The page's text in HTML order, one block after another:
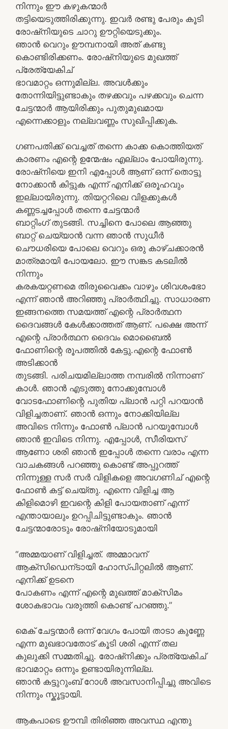
നിന്നും ഈ കഴുകന്മാര്‍
തട്ടിയെടുത്തിരിക്കുന്നു. ഇവര്‍ രണ്ടു പേരും കൂടി
രോഷ്നിയുടെ ചാറു ഊറ്റിയെടുക്കും.
ഞാന്‍ വെറും ഊമ്പനായി അത് കണ്ടു
കൊണ്ടിരിക്കണം. രോഷ്നിയുടെ മുഖത്ത്
പ്രേത്യേകിച്
ഭാവമാറ്റം ഒന്നുമില്ല. അവള്‍ക്കും
തോന്നിയിട്ടുണ്ടാകും തഴക്കവും പഴക്കവും ചെന്ന
ചേട്ടന്മാര്‍ ആയിരിക്കും പുതുമുഖമായ
എന്നെക്കാളും നല്ലവണ്ണം സുഖിപ്പിക്കുക.
ഗണപതിക്ക് വെച്ചത് തന്നെ കാക്ക കൊത്തിയത്
കാരണം എന്റെ ഉന്മേഷം എല്ലാം പോയിരുന്നു.
രോഷ്നിയെ ഇനി എപ്പോള്‍ ആണ് ഒന്ന് തൊട്ടു
നോക്കാന്‍ കിട്ടുക എന്ന് എനിക്ക് ഒരൂഹവും
ഇല്ലായിരുന്നു. തിയറ്ററിലെ വിളക്കുകള്‍
കണ്ണടച്ചപ്പോള്‍ തന്നെ ചേട്ടന്മാര്‍
ബാറ്റിംഗ് തുടങ്ങി. സച്ചിനെ പോലെ ആഞ്ഞു
ബാറ്റ് ചെയ്യാന്‍ വന്ന ഞാന്‍ സുധീര്‍
ചൌധരിയെ പോലെ വെറും ഒരു കാഴ്ചക്കാരന്‍
മാത്രമായി പോയലോ. ഈ സങ്കട കടലില്‍
നിന്നും
കരകയറ്റണമെ തിരുവൈക്കം വാഴും ശിവശംഭോ
എന്ന്‍ ഞാന്‍ അറിഞ്ഞു പ്രാര്‍ത്ഥിച്ചു. സാധാരണ
ഇങ്ങനത്തെ സമയത്ത് എന്റെ പ്രാര്‍ത്ഥന
ദൈവങ്ങള്‍ കേള്‍ക്കാത്തത് ആണ്. പക്ഷെ അന്ന്
എന്റെ പ്രാര്‍ത്ഥന ദൈവം മൊബൈല്‍
ഫോണിന്റെ രൂപത്തില്‍ കേട്ടു.എന്റെ ഫോണ്‍
അടിക്കാന്‍
തുടങ്ങി. പരിചയമില്ലാത്ത നമ്പരില്‍ നിന്നാണ്
കാള്‍. ഞാന്‍ എടുത്തു നോക്കുമ്പോള്‍
വോടഫോണിന്റെ പുതിയ പ്ലാന്‍ പറ്റി പറയാന്‍
വിളിച്ചതാണ്. ഞാന്‍ ഒന്നും നോക്കിയില്ല
അവിടെ നിന്നും ഫോണ്‍ പ്ലാന്‍ പറയുമ്പോള്‍
ഞാന്‍ ഇവിടെ നിന്നു. എപ്പോള്‍, സീരിയസ്
ആണോ ശരി ഞാന്‍ ഇപ്പോള്‍ തന്നെ വരാം എന്ന
വാചകങ്ങള്‍ പറഞ്ഞു കൊണ്ട് അപ്പുറത്ത്
നിന്നുള്ള സര്‍ സര്‍ വിളികളെ അവഗണിച് എന്റെ
ഫോണ്‍ കട്ട്‌ ചെയ്തു. എന്നെ വിളിച്ച ആ
കിളിമൊഴി ഇവന്റെ കിളി പോയതാണ് എന്ന്
എന്തായാലും ഉറപ്പിചിട്ടുണ്ടാകും. ഞാന്‍
ചേട്ടന്മാരോടും രോഷ്നിയോടുമായി
“അമ്മയാണ് വിളിച്ചത്. അമ്മാവന്
ആക്സിഡെന്ടായി ഹോസ്പിറ്റലില്‍ ആണ്.
എനിക്ക് ഉടനെ
പോകണം എന്ന് എന്റെ മുഖത്ത് മാക്സിമം
ശോകഭാവം വരുത്തി കൊണ്ട് പറഞ്ഞു.”
മെക് ചേട്ടന്മാര്‍ ഒന്ന് വേഗം പോയി താടാ കുണ്ണേ
എന്ന മുഖഭാവതോട് കൂടി ശരി എന്ന് തല
കുലുക്കി സമ്മതിച്ചു. രോഷ്നിക്കും പ്രത്യേകിച്
ഭാവമാറ്റം ഒന്നും ഉണ്ടായിരുന്നില്ല.
ഞാന്‍ കട്ടുറുംബ് റോള്‍ അവസാനിപ്പിച്ചു അവിടെ
നിന്നും സ്കൂട്ടായി.
ആകപാടെ ഊമ്പി തിരിഞ്ഞ അവസ്ഥ എന്തു